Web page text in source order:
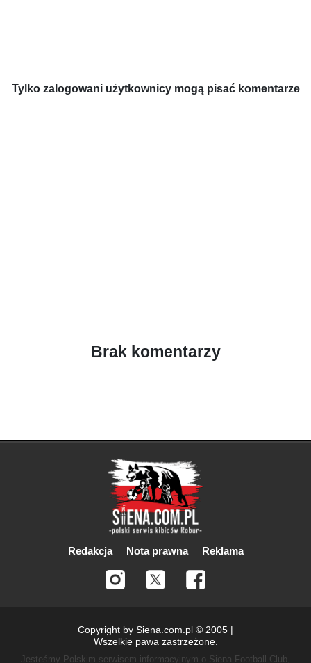
Tylko zalogowani użytkownicy mogą pisać komentarze
Brak komentarzy
Redakcja Nota prawna Reklama
Copyright by Siena.com.pl © 2005 |
Wszelkie pawa zastrzeżone.
Jesteśmy Polskim serwisem informacyjnym o Siena Football Club,